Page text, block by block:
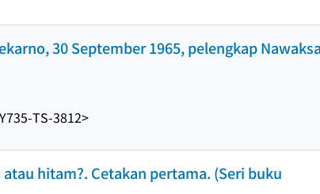
30 September 1965, pelengkap
TS-3812>
hitam?. Cetakan pertama. (Seri buku